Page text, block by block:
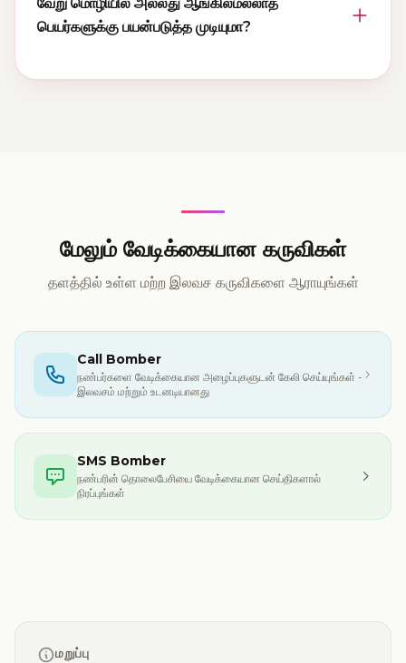
ஆனால் நடக்கும்.
பெயர்களுக்கு பயன்படுத்த முடியுமா?
மேலும் வேடிக்கையான கருவிகள்
தளத்தில் உள்ள மற்ற இலவச கருவிகளை ஆராயுங்கள்
Call Bomber
நண்பர்களை வேடிக்கையான அழைப்புகளுடன் கேலி செய்யுங்கள் -
இலவசம் மற்றும் உடனடியானது
SMS Bomber
நண்பரின் தொலைபேசியை வேடிக்கையான செய்திகளால்
நிரப்புங்கள்
மறுப்பு